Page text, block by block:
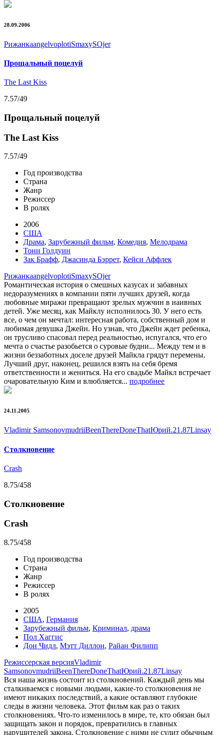
28.09.2006
РижанкаangelvoplotiSmaxySOjer
Прощальный поцелуй
The Last Kiss
7.57/49
Прощальный поцелуй
The Last Kiss
7.57/49
Год производства
Страна
Жанр
Режиссер
В ролях
2006
США
Драма, Зарубежный фильм, Комедия, Мелодрама
Тони Голдуин
Зак Брафф, Джасинда Бэррет, Кейси Аффлек
РижанкаangelvoplotiSmaxySOjer
Романтическая история о смешных казусах и забавных
недоразумениях в компании пяти лучших друзей, когда
любовные миражи превращают зрелых мужчин в наивных
детей. Уже месяц, как Майклу исполнилось 30. У него есть
все, о чем он мечтал: интересная работа, собственный дом и
любимая девушка Джейн. Но узнав, что Джейн ждет ребенка,
он трусливо спасовал перед реальностью, испугался, что его
мечта о счастье разобьется о суровые будни... Между тем и в
жизни беззаботных доселе друзей Майкла грядут перемены.
Лучший друг, наконец, решился взять на себя бремя
ответственности и жениться. На его свадьбе Майкл встречает
очаровательную Ким и влюбляется... подробнее
24.11.2005
Vladimir SamsonovmudriiBeenThereDoneThatЮрий.21.87Linsay
Столкновение
Crash
8.75/458
Столкновение
Crash
8.75/458
Год производства
Страна
Жанр
Режиссер
В ролях
2005
США, Германия
Зарубежный фильм, Криминал, драма
Пол Хаггис
Дон Чидл, Мэтт Диллон, Райан Филипп
Режиссерская версияVladimir
SamsonovmudriiBeenThereDoneThatЮрий.21.87Linsay
Вся наша жизнь состоит из столкновений. Каждый день мы
сталкиваемся с новыми людьми, какие-то столкновения не
имеют никаких последствий, а какие оставляют глубокие
следы в жизни человека. Этот фильм как раз о таких
столкновениях. Что-то изменилось в мире, те, кто обязан был
защищать закон и порядок, превратились в главных
нарушителей закона. Столкновение с ними не сулит обычным